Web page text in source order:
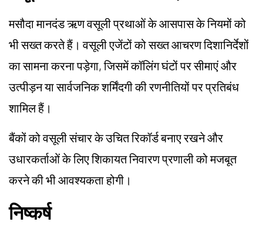
मसौदा मानदंड ऋण वसूली प्रथाओं के आसपास के नियमों को
भी सख्त करते हैं। वसूली एजेंटों को सख्त आचरण दिशानिर्देशों
का सामना करना पड़ेगा, जिसमें कॉलिंग घंटों पर सीमाएं और
उत्पीड़न या सार्वजनिक शर्मिंदगी की रणनीतियों पर प्रतिबंध
शामिल हैं।
बैंकों को वसूली संचार के उचित रिकॉर्ड बनाए रखने और
उधारकर्ताओं के लिए शिकायत निवारण प्रणाली को मजबूत
करने की भी आवश्यकता होगी।
निष्कर्ष